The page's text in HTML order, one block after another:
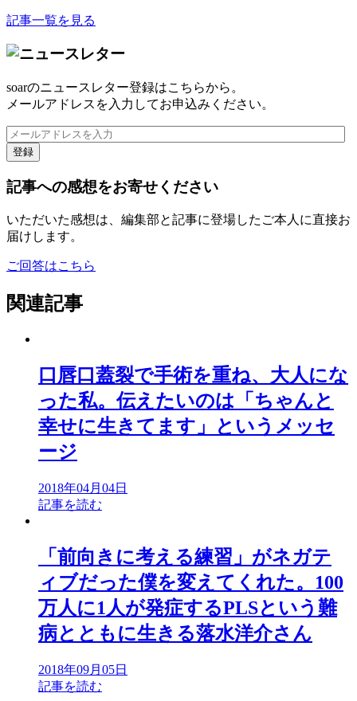
記事一覧を見る
soarのニュースレター登録はこちらから。
メールアドレスを入力してお申込みください。
登録
記事への感想をお寄せください
いただいた感想は、編集部と記事に登場したご本人に直接お
届けします。
ご回答はこちら
関連記事
口唇口蓋裂で手術を重ね、大人にな
った私。伝えたいのは「ちゃんと
幸せに生きてます」というメッセ
ージ
2018年04月04日
記事を読む
「前向きに考える練習」がネガテ
ィブだった僕を変えてくれた。100
万人に1人が発症するPLSという難
病とともに生きる落水洋介さん
2018年09月05日
記事を読む